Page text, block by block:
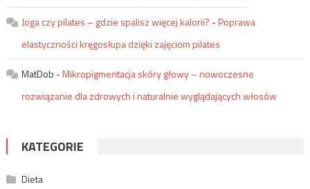
Joga czy pilates – gdzie spalisz więcej kalorii? -Poprawa
elastyczności kręgosłupa dzięki zajęciom pilates
MatDob -Mikropigmentacja skóry głowy – nowoczesne
rozwiązanie dla zdrowych i naturalnie wyglądających włosów
KATEGORIE
Dieta